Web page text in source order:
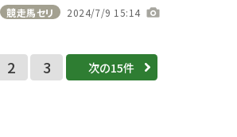
競走馬セリ 2024/7/9 15:14
2 3 次の15件